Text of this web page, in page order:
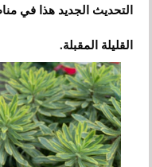
التحديث الجديد هذا في
القليلة المقبلة.